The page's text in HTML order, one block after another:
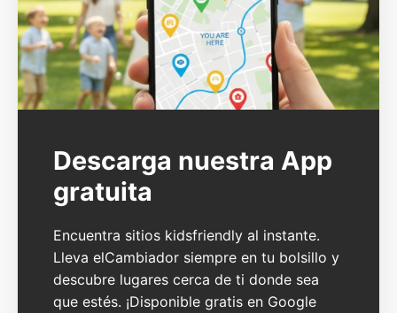
Descarga nuestra App
gratuita
Encuentra sitios kidsfriendly al instante.
Lleva elCambiador siempre en tu bolsillo y
descubre lugares cerca de ti donde sea
que estés. ¡Disponible gratis en Google